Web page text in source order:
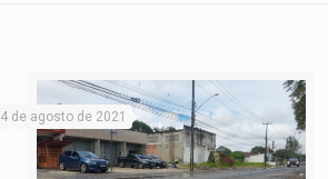
4 de agosto de 2021